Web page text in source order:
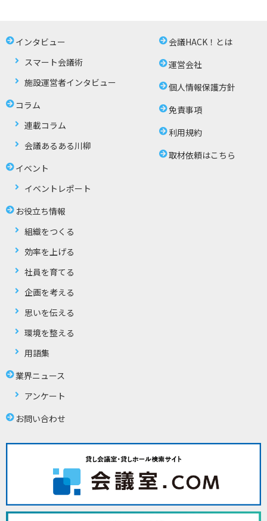
インタビュー
スマート会議術
施設運営者インタビュー
コラム
連載コラム
会議あるある川柳
イベント
イベントレポート
お役立ち情報
組織をつくる
効率を上げる
社員を育てる
企画を考える
思いを伝える
環境を整える
用語集
業界ニュース
アンケート
お問い合わせ
会議HACK！とは
運営会社
個人情報保護方針
免責事項
利用規約
取材依頼はこちら